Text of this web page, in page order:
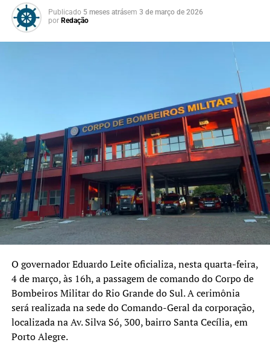
Publicado 5 meses atrásem 3 de março de 2026
por Redação
O governadorEduardo Leiteoficializa, nesta quarta-feira,
4 de março, às 16h, a passagem de comando doCorpo de
Bombeiros Militar do Rio Grande do Sul. A cerimônia
será realizada na sede do Comando-Geral da corporação,
localizada na Av. Silva Só, 300, bairro Santa Cecília, em
Porto Alegre.